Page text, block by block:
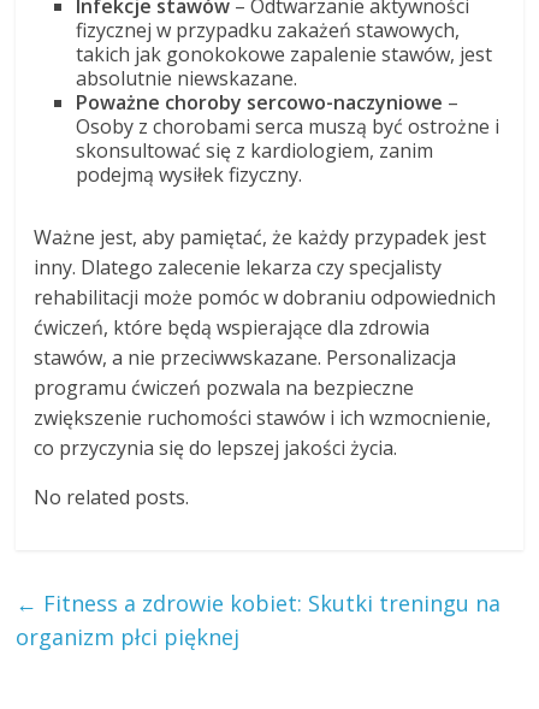
Infekcje stawów – Odtwarzanie aktywności
fizycznej w przypadku zakażeń stawowych,
takich jak gonokokowe zapalenie stawów, jest
absolutnie niewskazane.
Poważne choroby sercowo-naczyniowe –
Osoby z chorobami serca muszą być ostrożne i
skonsultować się z kardiologiem, zanim
podejmą wysiłek fizyczny.
Ważne jest, aby pamiętać, że każdy przypadek jest
inny. Dlatego zalecenie lekarza czy specjalisty
rehabilitacji może pomóc w dobraniu odpowiednich
ćwiczeń, które będą wspierające dla zdrowia
stawów, a nie przeciwwskazane. Personalizacja
programu ćwiczeń pozwala na bezpieczne
zwiększenie ruchomości stawów i ich wzmocnienie,
co przyczynia się do lepszej jakości życia.
No related posts.
← Fitness a zdrowie kobiet: Skutki treningu na
organizm płci pięknej